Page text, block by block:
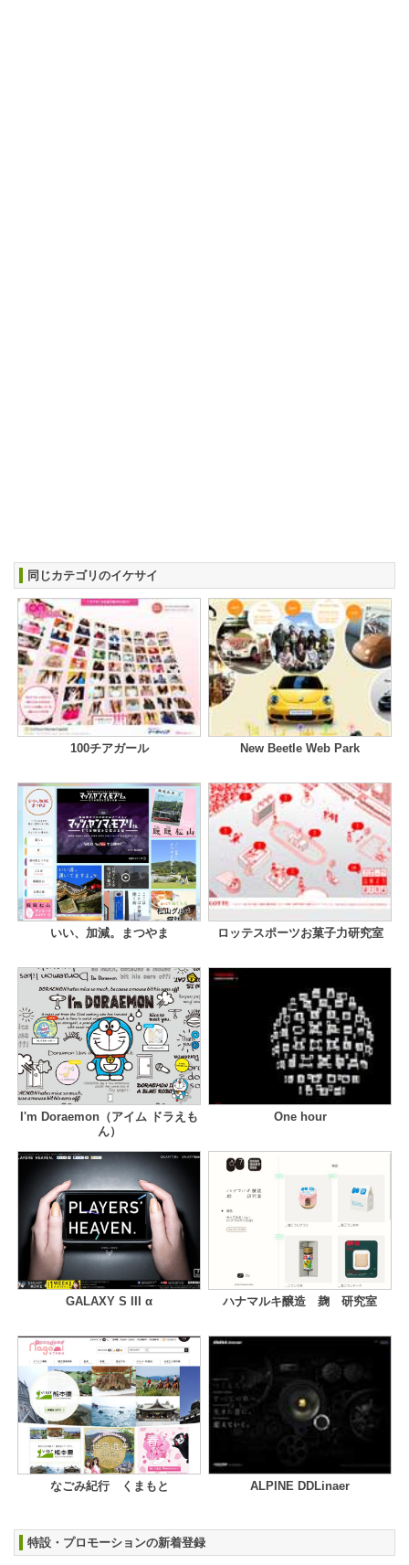
同じカテゴリのイケサイ
100チアガール New Beetle Web Park
いい、加減。まつやま ロッテスポーツお菓子力研究室
I'm Doraemon（アイム ドラえも
ん）
One hour
GALAXY S III α ハナマルキ醸造 麹 研究室
なごみ紀行 くまもと ALPINE DDLinaer
特設・プロモーションの新着登録